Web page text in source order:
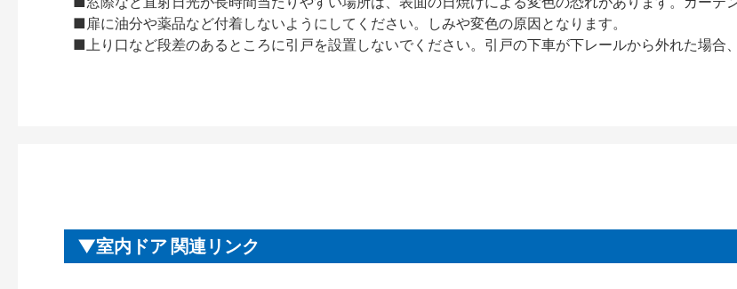
■扉に油分や薬品など付着しないようにしてください。しみや変色の原因となります。
■上り口など段差のあるところに引戸を設置しないでください。引戸の下車が下レールから外れた場合
室内ドア 関連リンク